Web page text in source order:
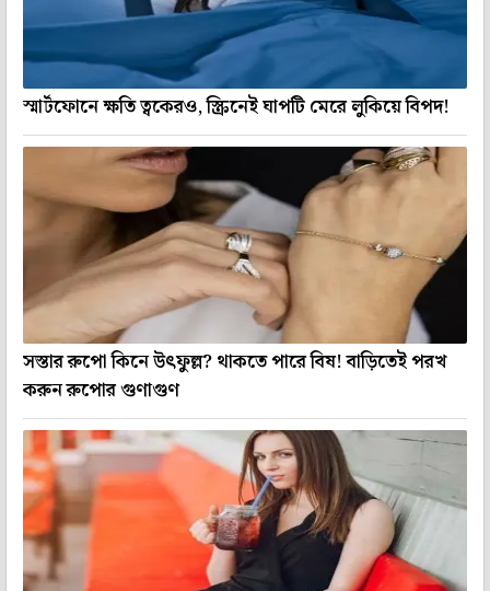
স্মার্টফোনে ক্ষতি ত্বকেরও, স্ক্রিনেই ঘাপটি মেরে লুকিয়ে বিপদ!
সস্তার রুপো কিনে উৎফুল্ল? থাকতে পারে বিষ! বাড়িতেই পরখ
করুন রুপোর গুণাগুণ